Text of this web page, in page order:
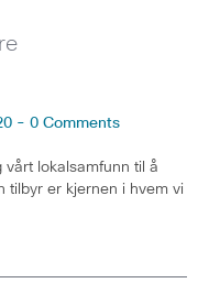
- 0 Comments
lokalsamfunn til å
tilbyr er kjernen i hvem vi